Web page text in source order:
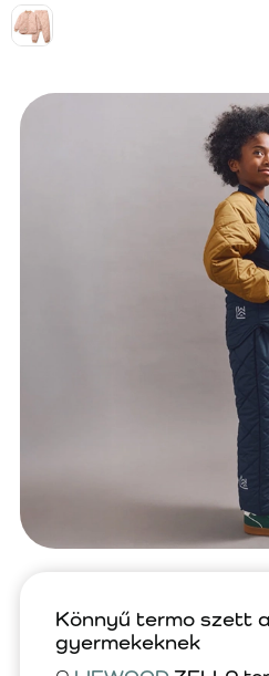
Könnyű termo szett
gyermekeknek